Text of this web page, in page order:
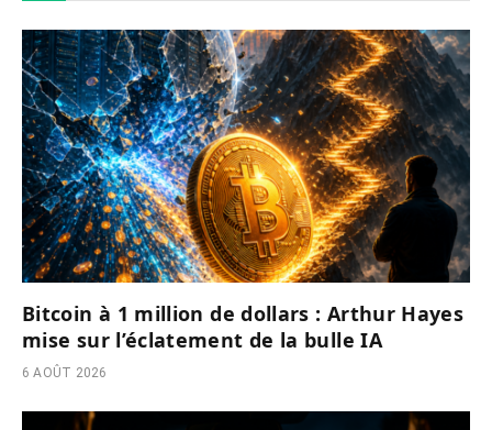
Bitcoin à 1 million de dollars : Arthur Hayes
mise sur l’éclatement de la bulle IA
6 AOÛT 2026